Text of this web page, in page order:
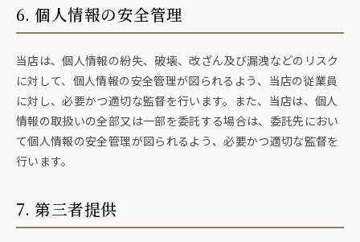
6. 個人情報の安全管理
当店は、個人情報の紛失、破壊、改ざん及び漏洩などのリスク
に対して、個人情報の安全管理が図られるよう、当店の従業員
に対し、必要かつ適切な監督を行います。また、当店は、個人
情報の取扱いの全部又は一部を委託する場合は、委託先におい
て個人情報の安全管理が図られるよう、必要かつ適切な監督を
行います。
7. 第三者提供